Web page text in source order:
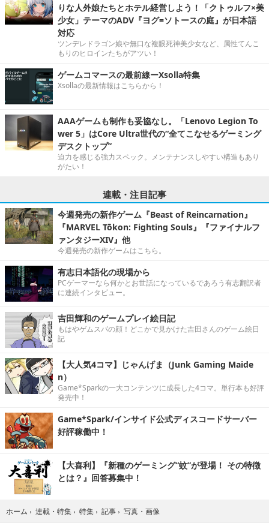
りな人外娘たちとホテル経営しよう！「クトゥルフ×美
少女」テーマのADV『ヨグ=ソトースの庭』が日本語
対応
ツンデレドラゴン娘や無口な複眼死神美少女など、属性てんこ
もりのヒロインたちがアツい！
ゲームコマースの最前線ーXsolla特集
Xsollaの最新情報はこちらから！
AAAゲームも制作も妥協なし。「Lenovo Legion To
wer 5」はCore Ultra世代の“全てこなせるゲーミング
デスクトップ”
迫力を感じる強力スペック。メンテナンスしやすい構造もあり
がたい！
連載・注目記事
今週発売の新作ゲーム『Beast of Reincarnation』
『MARVEL Tōkon: Fighting Souls』『ファイナルフ
ァンタジーXIV』他
今週発売の新作ゲームはこちら。
有志日本語化の現場から
PCゲーマーなら何かとお世話になっているであろう有志翻訳者
に連続インタビュー。
吉田輝和のゲームプレイ絵日記
もはやゲムスパの顔！どこかで見かけた吉田さんのゲーム絵日
記
【大人気4コマ】じゃんげま（Junk Gaming Maide
n）
Game*Sparkの一大コンテンツに成長した4コマ。単行本も好評
発売中！
Game*Spark/インサイド公式ディスコードサーバー
好評稼働中！
【大喜利】『新種のゲーミング“蚊”が登場！ その特徴
とは？』回答募集中！
ホーム › 連載・特集 › 特集 › 記事 › 写真・画像